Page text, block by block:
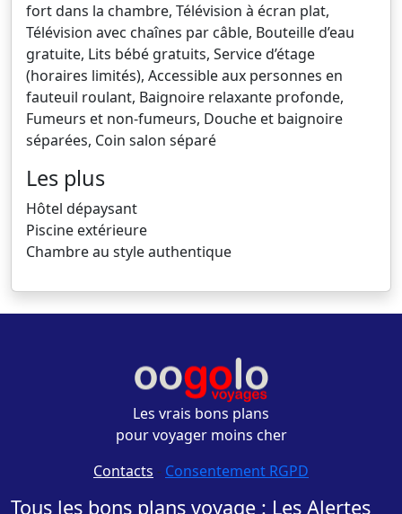
fort dans la chambre, Télévision à écran plat,
Télévision avec chaînes par câble, Bouteille d’eau
gratuite, Lits bébé gratuits, Service d’étage
(horaires limités), Accessible aux personnes en
fauteuil roulant, Baignoire relaxante profonde,
Fumeurs et non-fumeurs, Douche et baignoire
séparées, Coin salon séparé
Les plus
Hôtel dépaysant
Piscine extérieure
Chambre au style authentique
Les vrais bons plans
pour voyager moins cher
Contacts - Consentement RGPD
Tous les bons plans voyage : Les Alertes